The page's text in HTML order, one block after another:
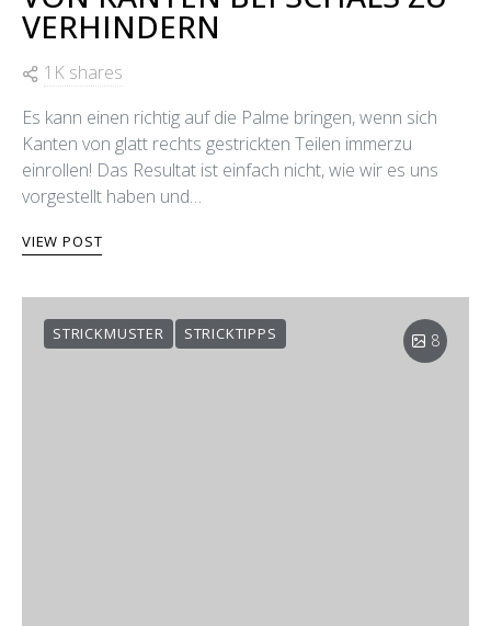
VERHINDERN
1K shares
Es kann einen richtig auf die Palme bringen, wenn sich
Kanten von glatt rechts gestrickten Teilen immerzu
einrollen! Das Resultat ist einfach nicht, wie wir es uns
vorgestellt haben und…
VIEW POST
STRICKMUSTER STRICKTIPPS 8